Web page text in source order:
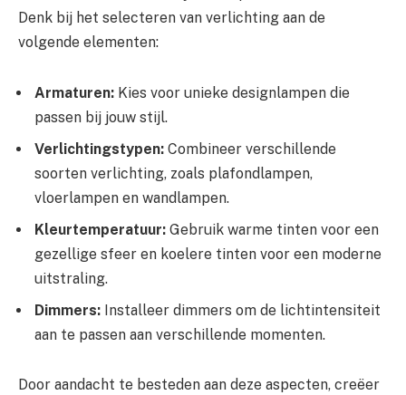
Denk bij het selecteren van verlichting aan de
volgende elementen:
Armaturen: Kies voor unieke designlampen die
passen bij jouw stijl.
Verlichtingstypen: Combineer verschillende
soorten verlichting, zoals plafondlampen,
vloerlampen en wandlampen.
Kleurtemperatuur: Gebruik warme tinten voor een
gezellige sfeer en koelere tinten voor een moderne
uitstraling.
Dimmers: Installeer dimmers om de lichtintensiteit
aan te passen aan verschillende momenten.
Door aandacht te besteden aan deze aspecten, creëer